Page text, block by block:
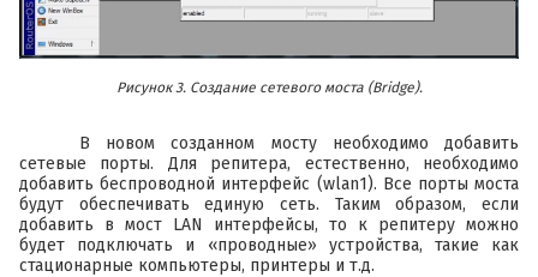
Рисунок 3. Создание сетевого моста (Bridge).
В новом созданном мосту необходимо добавить
сетевые порты. Для репитера, естественно, необходимо
добавить беспроводной интерфейс (wlan1). Все порты моста
будут обеспечивать единую сеть. Таким образом, если
добавить в мост LAN интерфейсы, то к репитеру можно
будет подключать и «проводные» устройства, такие как
стационарные компьютеры, принтеры и т.д.